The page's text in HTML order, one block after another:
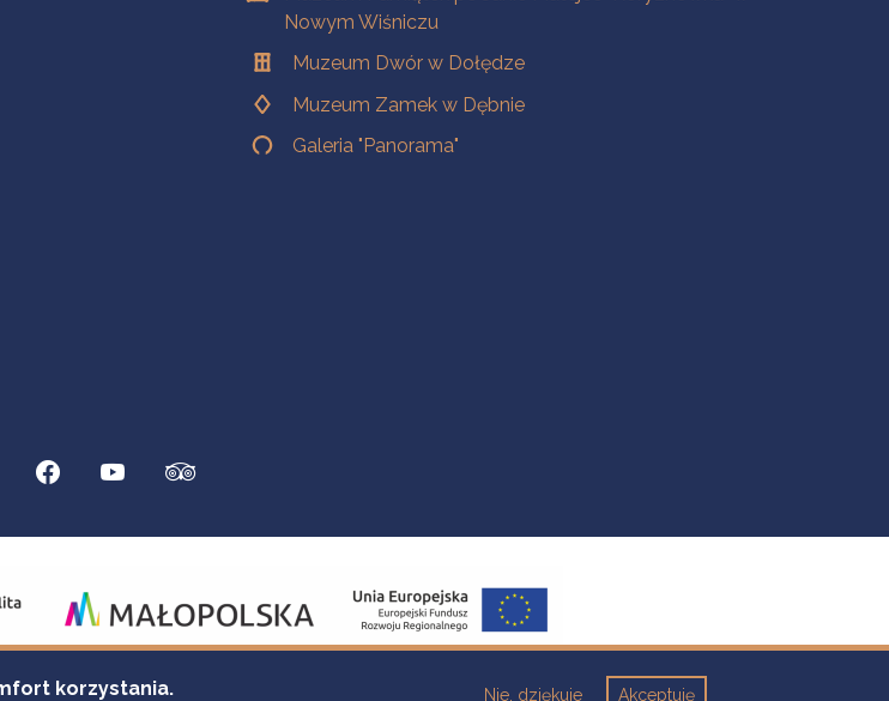
Nowym Wiśniczu
Muzeum Dwór w Dołędze
Muzeum Zamek w Dębnie
Galeria "Panorama"
korzystania. Akceptuję
Nie, dziękuje